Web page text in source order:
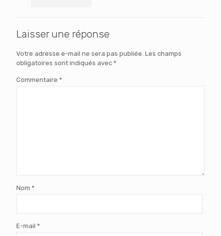
Laisser une réponse
Votre adresse e-mail ne sera pas publiée. Les champs
obligatoires sont indiqués avec *
Commentaire *
Nom *
E-mail *